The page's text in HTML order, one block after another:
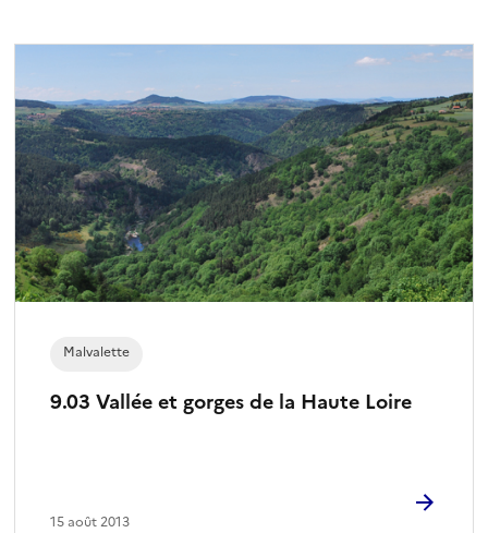
9.03 Vallée et gorges de la Haute Loire
Malvalette
15 août 2013